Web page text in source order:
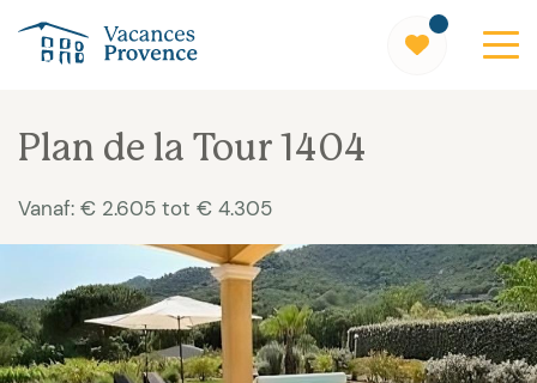
Plan de la Tour 1404
Vanaf: € 2.605 tot € 4.305